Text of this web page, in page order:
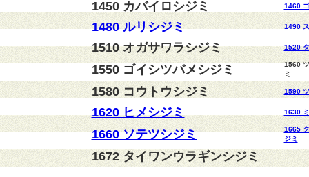
1450 カバイロシジミ 1460
1480 ルリシジミ 1490
1510 オガサワラシジミ 1520
1550 ゴイシツバメシジミ
1560
ミ
1580 コウトウシジミ 1590
1620 ヒメシジミ 1630
1660 ソテツシジミ
1665
ジミ
1672 タイワンウラギンシジミ